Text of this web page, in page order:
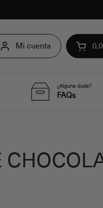
Mi cuenta
¿Alguna duda?
FAQs